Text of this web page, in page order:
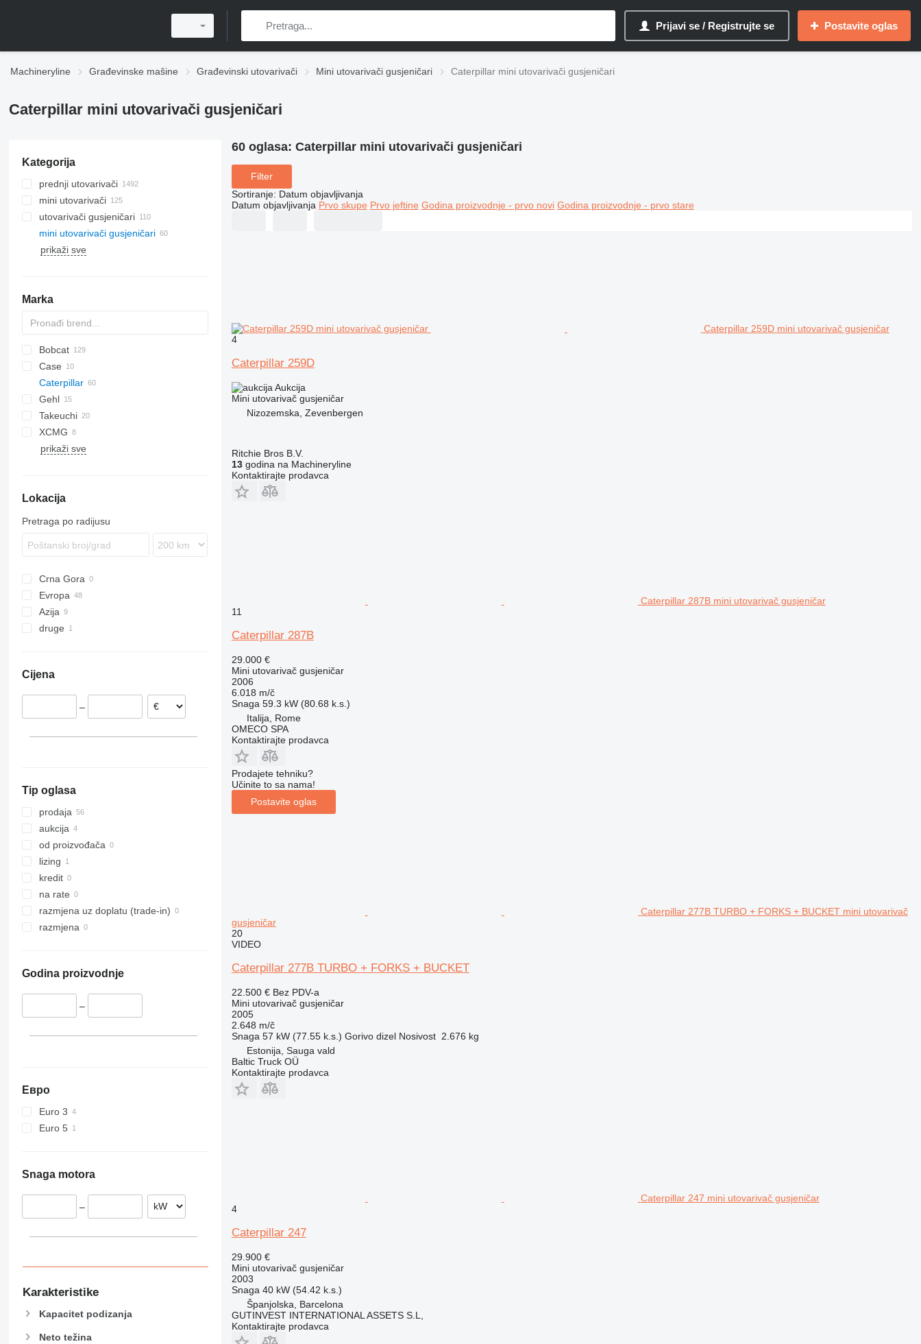
Prijavi se / Registrujte se Postavite oglas
Machineryline Građevinske mašine Građevinski utovarivači Mini utovarivači gusjeničari Caterpillar mini utovarivači gusjeničari
Caterpillar mini utovarivači gusjeničari
Kategorija
prednji utovarivači
mini utovarivači
utovarivači gusjeničari
mini utovarivači gusjeničari
prikaži sve
Marka
Bobcat
320
864
A series
E series
S series
T series
CK
Case
320
420
440
450
TR
Caterpillar
239D
247B
259D
277C
299D2
D series
Gehl
RT
HMK
YF
205
Robot
S-Series
331
CK
CLG
CDM
SL
SWTL
Takeuchi
TL
Dingo
S-series
XCMG
XC
ZT
prikaži sve
Lokacija
Pretraga po radijusu
Crna Gora
Evropa
Nizozemska
Francuska
Letonija
Azija
Kina
druge
Cijena
–
Tip oglasa
prodaja
aukcija
od proizvođača
lizing
kredit
na rate
razmjena uz doplatu (trade-in)
razmjena
Godina proizvodnje
–
Евро
Euro 3
Euro 5
Snaga motora
–
Karakteristike
Kapacitet podizanja
Neto težina
60 oglasa: Caterpillar mini utovarivači gusjeničari
Filter
Sortiranje: Datum objavljivanja
Datum objavljivanja Prvo skupe Prvo jeftine Godina proizvodnje - prvo novi Godina proizvodnje - prvo stare
Caterpillar 259D mini utovarivač gusjeničar
4
Caterpillar 259D
Aukcija
Mini utovarivač gusjeničar
Nizozemska, Zevenbergen
Ritchie Bros B.V.
13godina na Machineryline
Kontaktirajte prodavca
Caterpillar 287B mini utovarivač gusjeničar
11
Caterpillar 287B
29.000 €
Mini utovarivač gusjeničar
2006
6.018 m/č
Snaga 59.3 kW (80.68 k.s.)
Italija, Rome
OMECO SPA
Kontaktirajte prodavca
Prodajete tehniku?
Učinite to sa nama!
Postavite oglas
Caterpillar 277B TURBO + FORKS + BUCKET mini utovarivač
gusjeničar
20
VIDEO
Caterpillar 277B TURBO + FORKS + BUCKET
22.500 € Bez PDV-a
Mini utovarivač gusjeničar
2005
2.648 m/č
Snaga 57 kW (77.55 k.s.) Gorivo dizel Nosivost 2.676 kg
Estonija, Sauga vald
Baltic Truck OÜ
Kontaktirajte prodavca
Caterpillar 247 mini utovarivač gusjeničar
4
Caterpillar 247
29.900 €
Mini utovarivač gusjeničar
2003
Snaga 40 kW (54.42 k.s.)
Španjolska, Barcelona
GUTINVEST INTERNATIONAL ASSETS S.L,
Kontaktirajte prodavca